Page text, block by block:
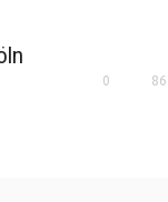
0